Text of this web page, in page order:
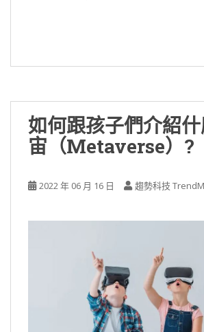
如何跟孩子們介紹
宙（Metaverse）?
2022 年 06 月 16 日 趨勢科技